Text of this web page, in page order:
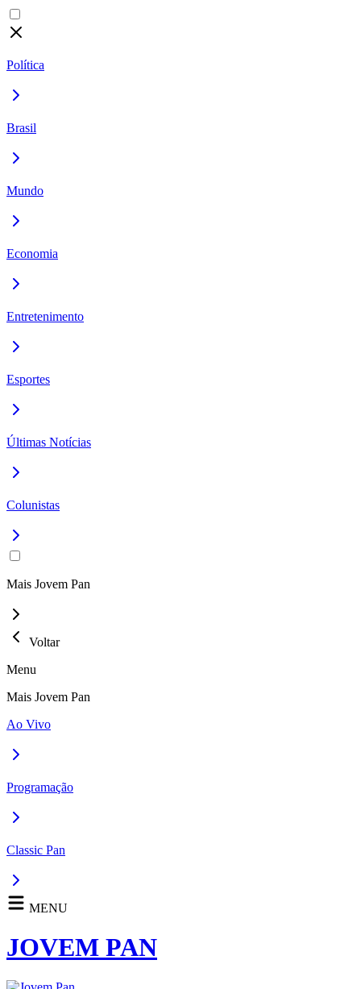
Política
Brasil
Mundo
Economia
Entretenimento
Esportes
Últimas Notícias
Colunistas
Mais Jovem Pan
Voltar
Menu
Mais Jovem Pan
Ao Vivo
Programação
Classic Pan
MENU
JOVEM PAN